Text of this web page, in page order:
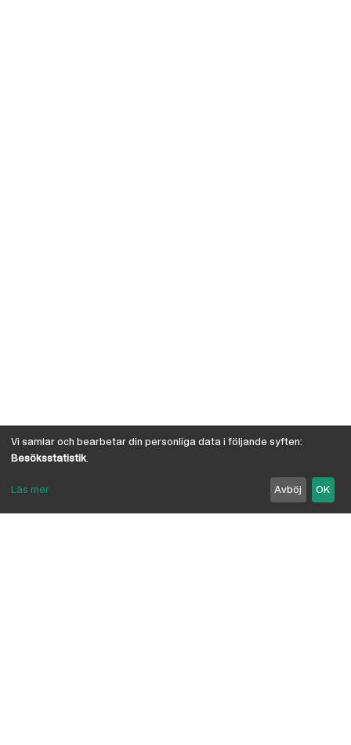
Vi samlar och bearbetar din personliga data i följande syften:
Besöksstatistik.
Läs mer Avböj OK